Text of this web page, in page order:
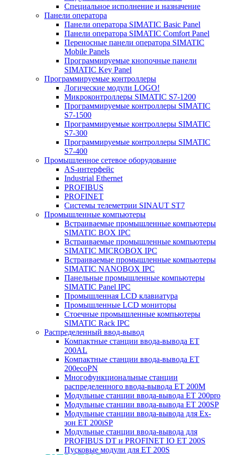
Специальное исполнение и назначение
Панели оператора
Панели оператора SIMATIC Basic Panel
Панели оператора SIMATIC Comfort Panel
Переносные панели оператора SIMATIC
Mobile Panels
Программируемые кнопочные панели
SIMATIC Key Panel
Программируемые контроллеры
Логические модули LOGO!
Микроконтроллеры SIMATIC S7-1200
Программируемые контроллеры SIMATIC
S7-1500
Программируемые контроллеры SIMATIC
S7-300
Программируемые контроллеры SIMATIC
S7-400
Промышленное сетевое оборудование
AS-интерфейс
Industrial Ethernet
PROFIBUS
PROFINET
Системы телеметрии SINAUT ST7
Промышленные компьютеры
Встраиваемые промышленные компьютеры
SIMATIC BOX IPC
Встраиваемые промышленные компьютеры
SIMATIC MICROBOX IPC
Встраиваемые промышленные компьютеры
SIMATIC NANOBOX IPC
Панельные промышленные компьютеры
SIMATIC Panel IPC
Промышленная LCD клавиатура
Промышленные LCD мониторы
Стоечные промышленные компьютеры
SIMATIC Rack IPC
Распределенный ввод-вывод
Компактные станции ввода-вывода ET
200AL
Компактные станции ввода-вывода ET
200ecoPN
Многофункциональные станции
распределенного ввода-вывода ET 200M
Модульные станции ввода-вывода ET 200pro
Модульные станции ввода-вывода ET 200SP
Модульные станции ввода-вывода для Ex-
зон ET 200iSP
Модульные станции ввода-вывода для
PROFIBUS DT и PROFINET IO ET 200S
Пусковые модули для ET 200S